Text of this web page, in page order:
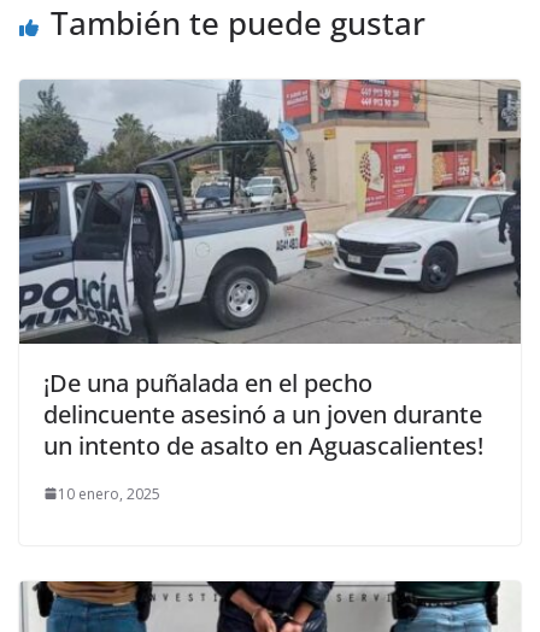
También te puede gustar
¡De una puñalada en el pecho
delincuente asesinó a un joven durante
un intento de asalto en Aguascalientes!
10 enero, 2025